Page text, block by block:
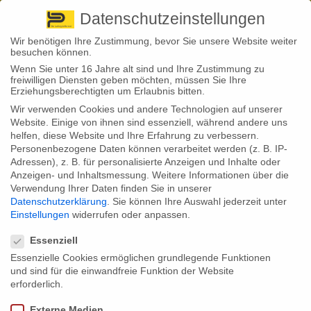
+ 49 3501 528571 |
Back to News
18
Sep.
Stephan Fröhlich
Thomas-Cook-Pleite: Entschädigung stockt
Es ist fast genau ein Jahr her, dass der Reiseanbieter
Thomas Cook Insolvenz anmelden musste. Der Bund
wollte vielen Betroffenen helfen, die eine
hatten, diese aber nicht antreten konnten oder
auf Entschädigung, wie nun eine Kleine Anfrage im
Bundestag zeigt.
absoluten Branchenriesen zählte, mussten der
Datenschutzeinstellungen
Wir benötigen Ihre Zustimmung, bevor Sie unsere Website weiter
besuchen können.
Wenn Sie unter 16 Jahre alt sind und Ihre Zustimmung zu
freiwilligen Diensten geben möchten, müssen Sie Ihre
Erziehungsberechtigten um Erlaubnis bitten.
Wir verwenden Cookies und andere Technologien auf unserer
Website. Einige von ihnen sind essenziell, während andere uns
helfen, diese Website und Ihre Erfahrung zu verbessern.
Personenbezogene Daten können verarbeitet werden (z. B. IP-
Adressen), z. B. für personalisierte Anzeigen und Inhalte oder
Anzeigen- und Inhaltsmessung. Weitere Informationen über die
Verwendung Ihrer Daten finden Sie in unserer
Datenschutzerklärung
Sie können Ihre Auswahl jederzeit unter
Einstellungen widerrufen oder anpassen.
Essenziell
Essenzielle Cookies ermöglichen grundlegende Funktionen
und sind für die einwandfreie Funktion der Website
erforderlich.